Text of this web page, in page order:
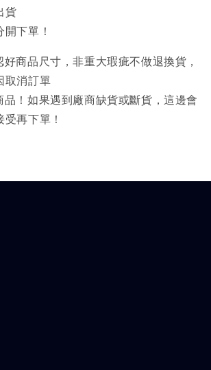
貨
下單！
商品尺寸，非重大瑕疵不做退換貨，
取消訂單
！如果遇到廠商缺貨或斷貨，這邊會
再下單！